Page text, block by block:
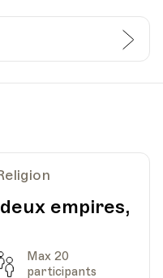
(CHF 15.-)
empires,
Capacité
Max 20
participants